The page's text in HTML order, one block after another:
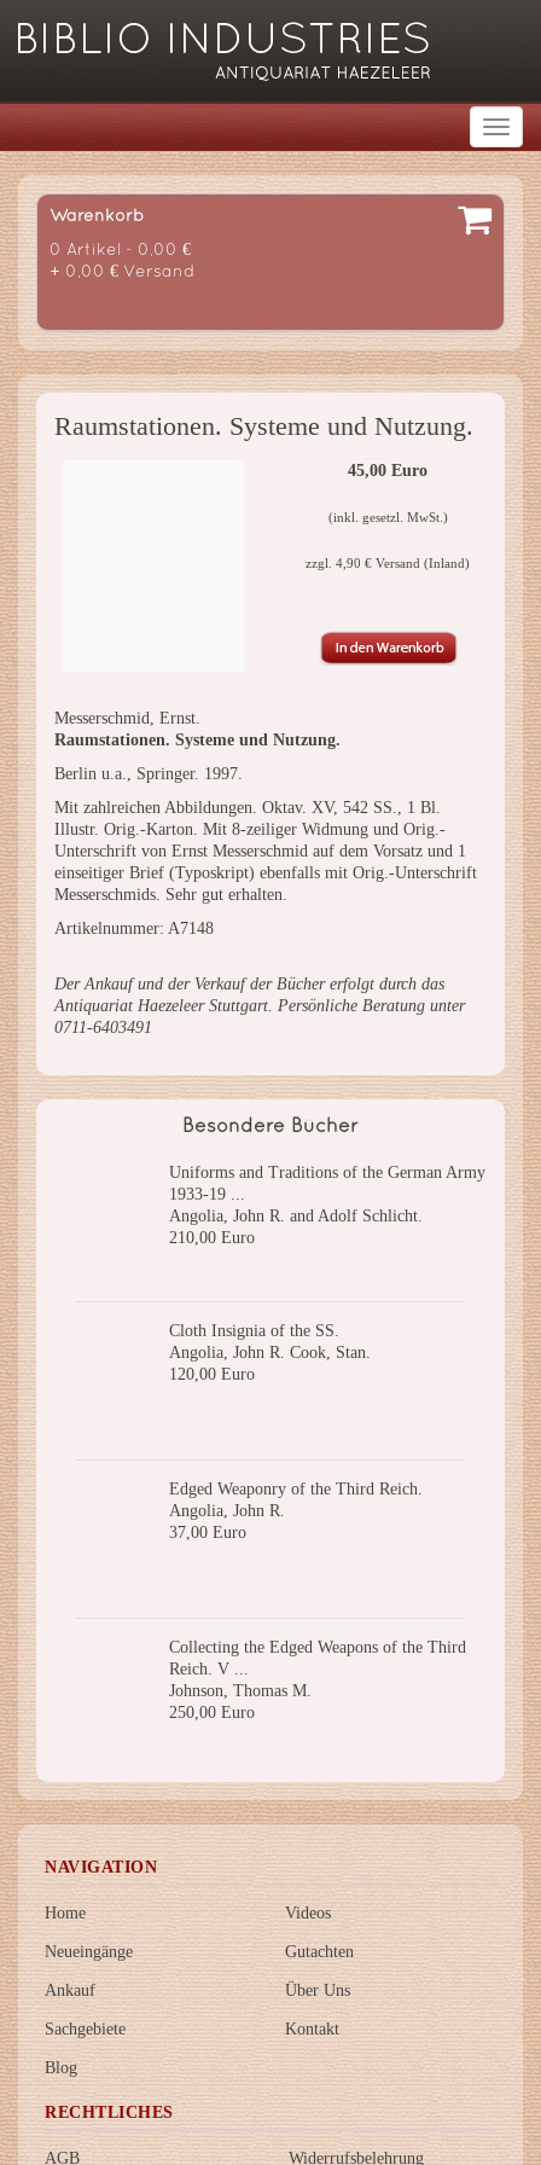
Warenkorb
0 Artikel - 0,00 €
+ 0,00 € Versand
Raumstationen. Systeme und Nutzung.
45,00 Euro
(inkl. gesetzl. MwSt.)
zzgl. 4,90 € Versand (Inland)
Messerschmid, Ernst.
Raumstationen. Systeme und Nutzung.
Berlin u.a., Springer. 1997.
Mit zahlreichen Abbildungen. Oktav. XV, 542 SS., 1 Bl.
Illustr. Orig.-Karton. Mit 8-zeiliger Widmung und Orig.-
Unterschrift von Ernst Messerschmid auf dem Vorsatz und 1
einseitiger Brief (Typoskript) ebenfalls mit Orig.-Unterschrift
Messerschmids. Sehr gut erhalten.
Artikelnummer: A7148
Der Ankauf und der Verkauf der Bücher erfolgt durch das
Antiquariat Haezeleer Stuttgart. Persönliche Beratung unter
0711-6403491
Besondere Bücher
Uniforms and Traditions of the German Army
1933-19 ...
Angolia, John R. and Adolf Schlicht.
210,00 Euro
Cloth Insignia of the SS.
Angolia, John R. Cook, Stan.
120,00 Euro
Edged Weaponry of the Third Reich.
Angolia, John R.
37,00 Euro
Collecting the Edged Weapons of the Third
Reich. V ...
Johnson, Thomas M.
250,00 Euro
NAVIGATION
Home
Neueingänge
Ankauf
Sachgebiete
Blog
Videos
Gutachten
Über Uns
Kontakt
RECHTLICHES
AGB Widerrufsbelehrung